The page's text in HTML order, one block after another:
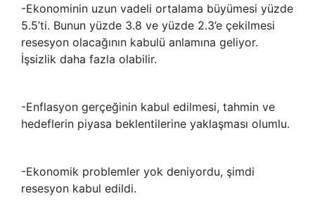
-Ekonominin uzun vadeli ortalama büyümesi yüzde
5.5’ti. Bunun yüzde 3.8 ve yüzde 2.3’e çekilmesi
resesyon olacağının kabulü anlamına geliyor.
İşsizlik daha fazla olabilir.
-Enflasyon gerçeğinin kabul edilmesi, tahmin ve
hedeflerin piyasa beklentilerine yaklaşması olumlu.
-Ekonomik problemler yok deniyordu, şimdi
resesyon kabul edildi.